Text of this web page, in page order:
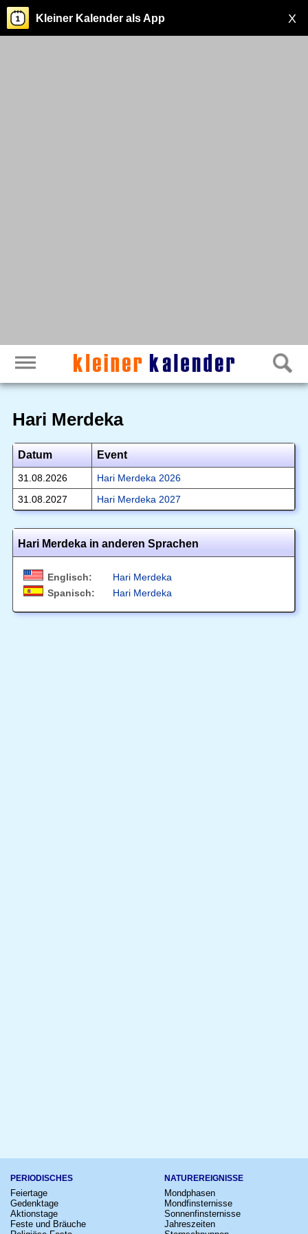
X
Kleiner Kalender als App
Hari Merdeka
Datum Event
31.08.2026
Hari Merdeka 2026
31.08.2027
Hari Merdeka 2027
Hari Merdeka in anderen Sprachen
Englisch:
Hari Merdeka
Spanisch:
Hari Merdeka
PERIODISCHES
Feiertage
Gedenktage
Aktionstage
Feste und Bräuche
NATUREREIGNISSE
Mondphasen
Mondfinsternisse
Sonnenfinsternisse
Jahreszeiten